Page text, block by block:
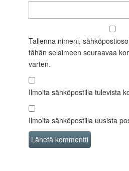
Tallenna nimeni,
tähän selaimeen seuraavaa
varten.
Ilmoita sähköpostilla tulevista
Ilmoita sähköpostilla uusista